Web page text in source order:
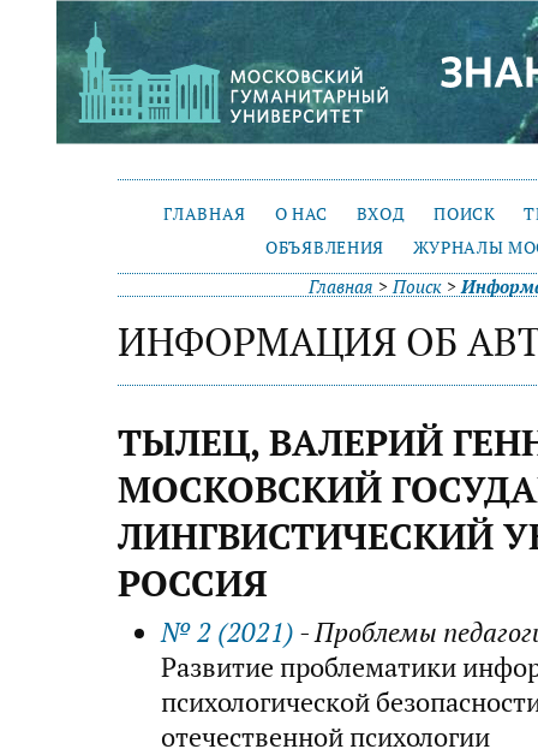
ГЛАВНАЯ О НАС ВХОД ПОИСК
ОБЪЯВЛЕНИЯ
ЖУРНАЛЫ
Главная >Поиск >
ИНФОРМАЦИЯ ОБ
ТЫЛЕЦ, ВАЛЕРИЙ
МОСКОВСКИЙ
ЛИНГВИСТИЧЕСКИЙ
РОССИЯ
№ 2 (2021) - Проблемы
Развитие проблематики
психологической
отечественной психологии